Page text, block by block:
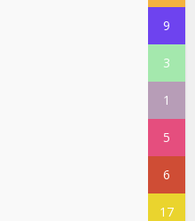
9
3
1
5
6
17